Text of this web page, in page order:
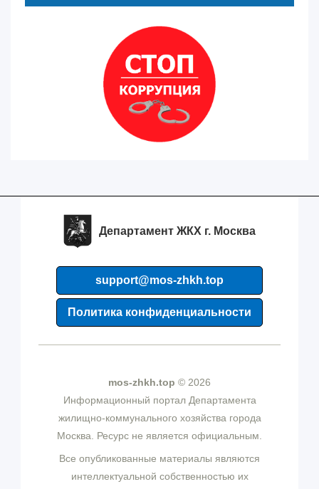
Департамент ЖКХ г. Москва
support@mos-zhkh.top
Политика конфиденциальности
mos-zhkh.top © 2026
Информационный портал Департамента
жилищно-коммунального хозяйства города
Москва. Ресурс не является официальным.
Все опубликованные материалы являются
интеллектуальной собственностью их